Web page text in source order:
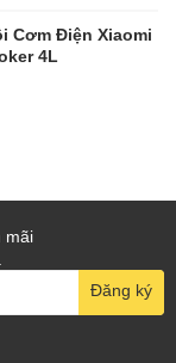
Cơm Điện Xiaomi
4L
mãi
Đăng ký